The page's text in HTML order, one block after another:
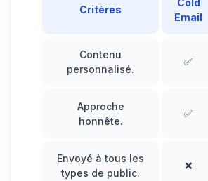
Critères
Email
Contenu
personnalisé.
✅
Approche
honnête.
✅
Envoyé à tous les
types de public.
❌